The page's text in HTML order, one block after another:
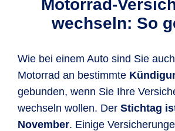
Motorrad-
wechseln: So
Wie bei einem Auto sind Sie
Motorrad an bestimmte
gebunden, wenn Sie Ihre
wechseln wollen. Der Stichtag
November. Einige